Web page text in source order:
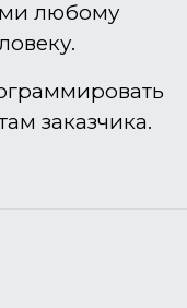
любому
заказчика.